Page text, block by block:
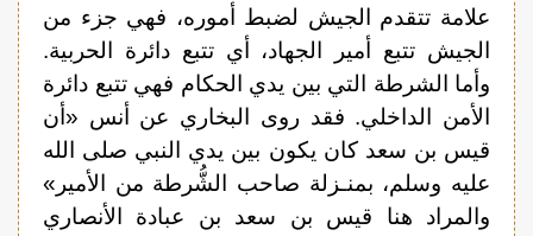
علامة تتقدم الجيش لضبط أموره، فهي جزء من
الجيش تتبع أمير الجهاد، أي تتبع دائرة الحربية.
وأما الشرطة التي بين يدي الحكام فهي تتبع دائرة
الأمن الداخلي. فقد روى البخاري عن أنس «أن
قيس بن سعد كان يكون بين يدي النبي صلى الله
عليه وسلم، بمنـزلة صاحب الشُّرطة من الأمير»
والمراد هنا قيس بن سعد بن عبادة الأنصاري